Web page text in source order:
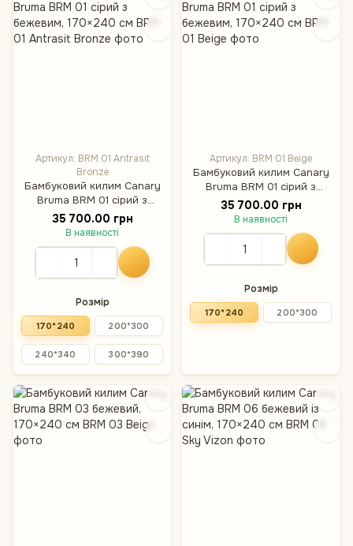
Артикул: BRM 01 Antrasit
Bronze
Бамбуковий килим Canary
Bruma BRM 01 сірий з
бежевим, 170×240 см
35 700.00 грн
В наявності
Розмір
170*240 200*300
240*340 300*390
Артикул: BRM 01 Beige
Бамбуковий килим Canary
Bruma BRM 01 сірий з
бежевим, 170×240 см
35 700.00 грн
В наявності
Розмір
170*240 200*300